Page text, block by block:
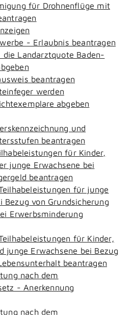
für Drohnenflüge mit
- Erlaubnis beantragen
die Landarztquote Baden-
beantragen
werden
abgeben
und
beantragen
für Kinder,
junge Erwachsene bei
beantragen
für junge
Bezug von Grundsicherung
Erwerbsminderung
für Kinder,
junge Erwachsene bei Bezug
beantragen
nach dem
- Anerkennung
nach dem